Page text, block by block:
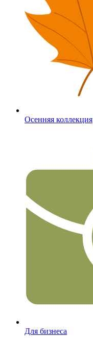
Осенняя коллекция
Для бизнеса